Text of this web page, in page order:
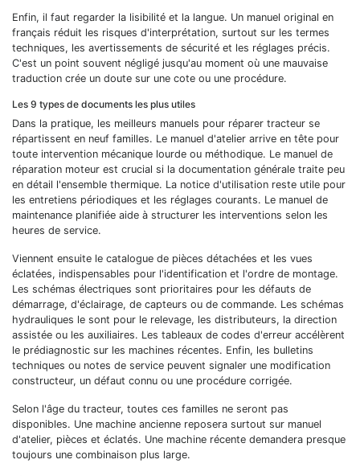
Enfin, il faut regarder la lisibilité et la langue. Un manuel original en
français réduit les risques d'interprétation, surtout sur les termes
techniques, les avertissements de sécurité et les réglages précis.
C'est un point souvent négligé jusqu'au moment où une mauvaise
traduction crée un doute sur une cote ou une procédure.
Les 9 types de documents les plus utiles
Dans la pratique, les meilleurs manuels pour réparer tracteur se
répartissent en neuf familles. Le manuel d'atelier arrive en tête pour
toute intervention mécanique lourde ou méthodique. Le manuel de
réparation moteur est crucial si la documentation générale traite peu
en détail l'ensemble thermique. La notice d'utilisation reste utile pour
les entretiens périodiques et les réglages courants. Le manuel de
maintenance planifiée aide à structurer les interventions selon les
heures de service.
Viennent ensuite le catalogue de pièces détachées et les vues
éclatées, indispensables pour l'identification et l'ordre de montage.
Les schémas électriques sont prioritaires pour les défauts de
démarrage, d'éclairage, de capteurs ou de commande. Les schémas
hydrauliques le sont pour le relevage, les distributeurs, la direction
assistée ou les auxiliaires. Les tableaux de codes d'erreur accélèrent
le prédiagnostic sur les machines récentes. Enfin, les bulletins
techniques ou notes de service peuvent signaler une modification
constructeur, un défaut connu ou une procédure corrigée.
Selon l'âge du tracteur, toutes ces familles ne seront pas
disponibles. Une machine ancienne reposera surtout sur manuel
d'atelier, pièces et éclatés. Une machine récente demandera presque
toujours une combinaison plus large.